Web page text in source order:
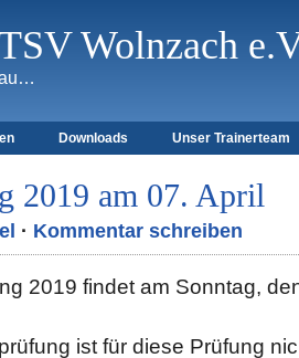
Wolnzach
Downloads Unser Trainerteam
2019 am 07. April
· Kommentar schreiben
2019 findet am Sonntag,
ist für diese Prüfung